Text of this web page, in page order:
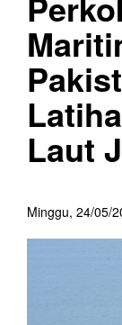
Laut
Minggu, 24/05/